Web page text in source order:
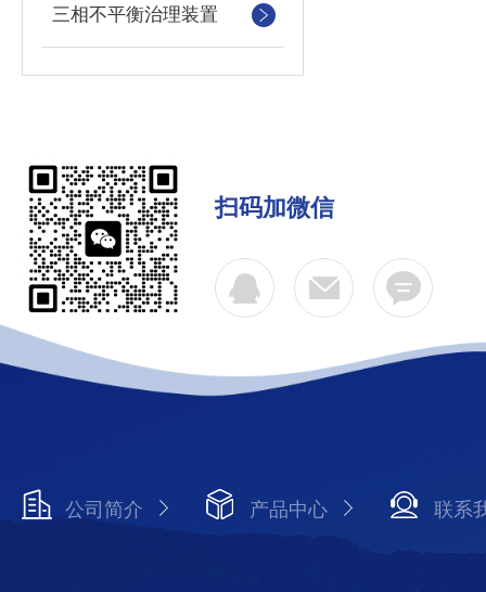
三相不平衡治理装置
扫码加微信
公司简介 产品中心 联系